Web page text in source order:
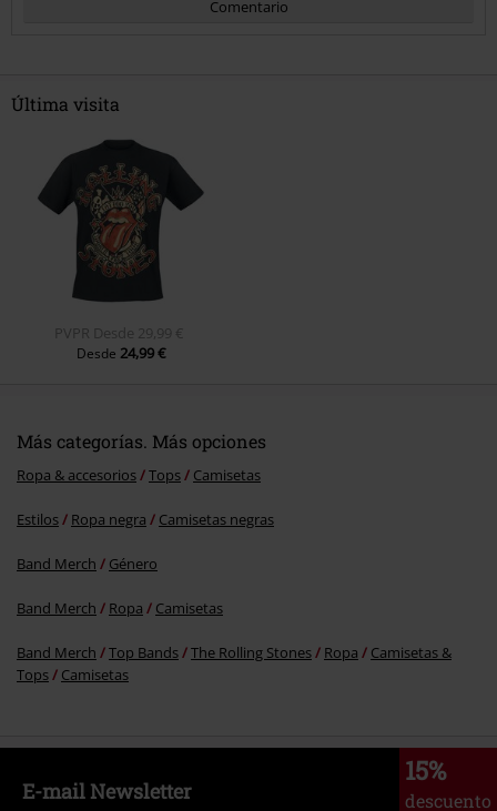
Comentario
Enviar comentario
Última visita
PVPR Desde 29,99 €
Desde 24,99 €
Más categorías. Más opciones
Ropa & accesorios Tops Camisetas
Estilos Ropa negra Camisetas negras
Band Merch Género
Band Merch Ropa Camisetas
Band Merch Top Bands The Rolling Stones Ropa
Camisetas &
Tops
Camisetas
15%
descuento
E-mail Newsletter